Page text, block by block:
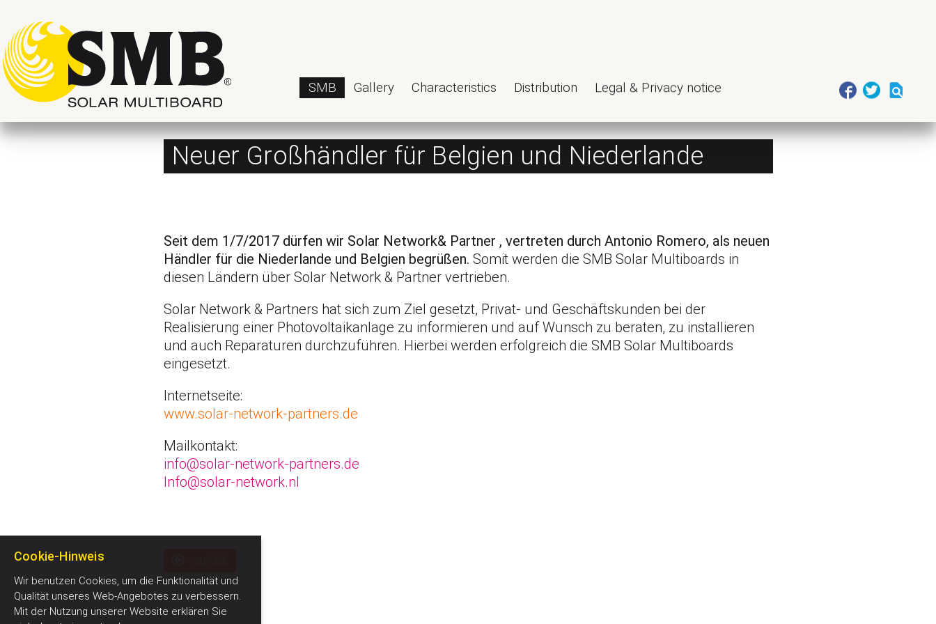
SMB Gallery Characteristics Distribution Legal & Privacy notice
Neuer Großhändler für Belgien und Niederlande
Seit dem 1/7/2017 dürfen wir Solar Network& Partner , vertreten durch Antonio Romero, als neuen
Händler für die Niederlande und Belgien begrüßen. Somit werden die SMB Solar Multiboards in
diesen Ländern über Solar Network & Partner vertrieben.
Solar Network & Partners hat sich zum Ziel gesetzt, Privat- und Geschäftskunden bei der
Realisierung einer Photovoltaikanlage zu informieren und auf Wunsch zu beraten, zu installieren
und auch Reparaturen durchzuführen. Hierbei werden erfolgreich die SMB Solar Multiboards
eingesetzt.
Internetseite:
www.solar-network-partners.de
Mailkontakt:
info@solar-network-partners.de
Info@solar-network.nl
Cookie-Hinweis
Wir benutzen Cookies, um die Funktionalität und
Qualität unseres Web-Angebotes zu verbessern.
Mit der Nutzung unserer Website erklären Sie